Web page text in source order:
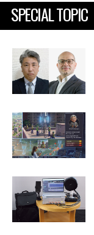
SPECIAL TOPIC